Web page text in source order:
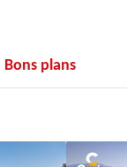
Bons plans